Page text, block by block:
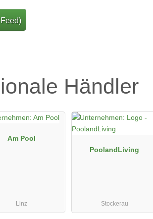
Händler
Am Pool
Linz
PoolandLiving
Stockerau